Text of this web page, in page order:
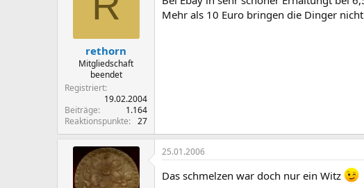
rethorn
Mitgliedschaft
beendet
Registriert
19.02.2004
Beiträge
1.164
Reaktionspunkte
27
Mehr als 10 Euro bringen die Dinger
25.01.2006
Das schmelzen war doch nur ein Witz